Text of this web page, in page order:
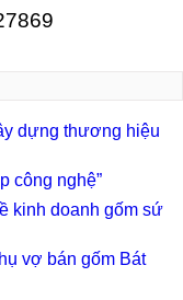
dựng thương hiệu
công nghệ”
kinh doanh gốm sứ
vợ bán gốm Bát